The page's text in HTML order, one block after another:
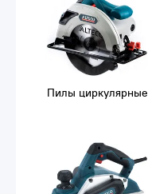
Пилы циркулярные